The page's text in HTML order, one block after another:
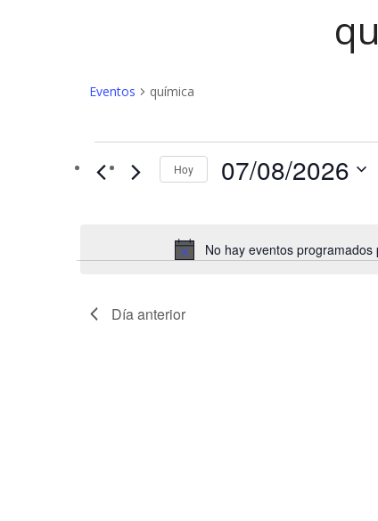
Eventos química
Eventos
en
No hay eventos
Hoy 07/08/2026
Día anterior